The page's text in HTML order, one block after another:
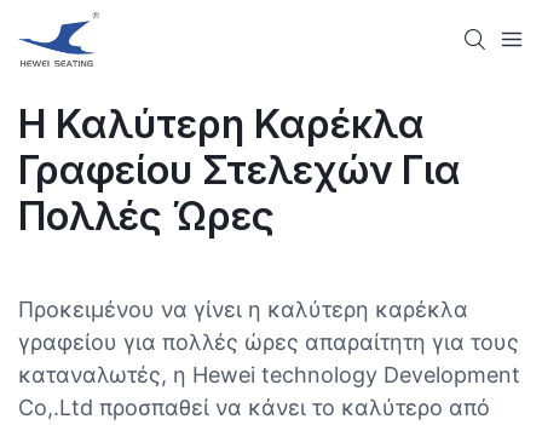
Η Καλύτερη Καρέκλα
Γραφείου Στελεχών Για
Πολλές Ώρες
Προκειμένου να γίνει η καλύτερη καρέκλα
γραφείου για πολλές ώρες απαραίτητη για τους
καταναλωτές, η Hewei technology Development
Co,.Ltd προσπαθεί να κάνει το καλύτερο από